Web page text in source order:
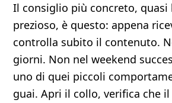
Il consiglio più concreto, quasi
prezioso, è questo: appena
controlla subito il contenuto.
giorni. Non nel weekend
uno di quei piccoli
guai. Apri il collo, verifica che